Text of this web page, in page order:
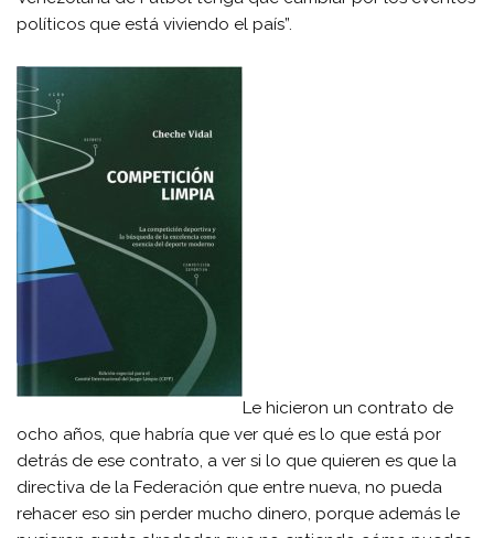
políticos que está viviendo el país”.
Le hicieron un contrato de
ocho años, que habría que ver qué es lo que está por
detrás de ese contrato, a ver si lo que quieren es que la
directiva de la Federación que entre nueva, no pueda
rehacer eso sin perder mucho dinero, porque además le